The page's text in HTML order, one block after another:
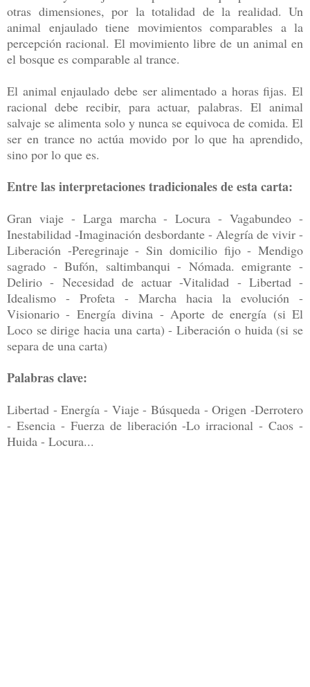
otras dimensiones, por la totalidad de la realidad. Un
animal enjaulado tiene movimientos comparables a la
percepción racional. El movimiento libre de un animal en
el bosque es comparable al trance.
El animal enjaulado debe ser alimentado a horas fijas. El
racional debe recibir, para actuar, palabras. El animal
salvaje se alimenta solo y nunca se equivoca de comida. El
ser en trance no actúa movido por lo que ha aprendido,
sino por lo que es.
Entre las interpretaciones tradicionales de esta carta:
Gran viaje - Larga marcha - Locura - Vagabundeo -
Inestabilidad -Imaginación desbordante - Alegría de vivir -
Liberación -Peregrinaje - Sin domicilio fijo - Mendigo
sagrado - Bufón, saltimbanqui - Nómada. emigrante -
Delirio - Necesidad de actuar -Vitalidad - Libertad -
Idealismo - Profeta - Marcha hacia la evolución -
Visionario - Energía divina - Aporte de energía (si El
Loco se dirige hacia una carta) - Liberación o huida (si se
separa de una carta)
Palabras clave:
Libertad - Energía - Viaje - Búsqueda - Origen -Derrotero
- Esencia - Fuerza de liberación -Lo irracional - Caos -
Huida - Locura...